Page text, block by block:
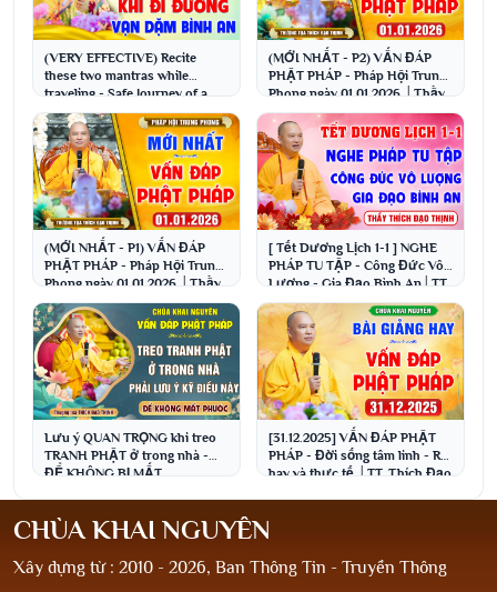
(VERY EFFECTIVE) Recite
these two mantras while
traveling - Safe Journey of a
Thousand Miles │ Ve...
(MỚI NHẤT - P2) VẤN ĐÁP
PHẬT PHÁP - Pháp Hội Trung
Phong ngày 01.01.2026 │Thầy
Thích Đạo Thịnh
(MỚI NHẤT - P1) VẤN ĐÁP
PHẬT PHÁP - Pháp Hội Trung
Phong ngày 01.01.2026 │Thầy
Thích Đạo Thịnh
[ Tết Dương Lịch 1-1 ] NGHE
PHÁP TU TẬP - Công Đức Vô
Lượng - Gia Đạo Bình An│TT.
Thích Đạo Thịnh
Lưu ý QUAN TRỌNG khi treo
TRANH PHẬT ở trong nhà -
ĐỂ KHÔNG BỊ MẤT
[31.12.2025] VẤN ĐÁP PHẬT
PHÁP - Đời sống tâm linh - Rất
hay và thực tế │TT. Thích Đạo
CHÙA KHAI NGUYÊN
Xây dựng từ : 2010 - 2026, Ban Thông Tin - Truyền Thông